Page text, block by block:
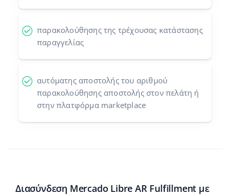
παρακολούθησης της τρέχουσας κατάστασης
παραγγελίας
αυτόματης αποστολής του αριθμού
παρακολούθησης αποστολής στον πελάτη ή
στην πλατφόρμα marketplace
Διασύνδεση Mercado Libre AR Fulfillment με